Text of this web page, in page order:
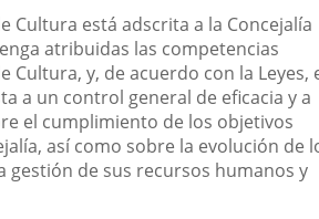
Cultura está adscrita a la Concejalía
atribuidas las competencias
Cultura, y, de acuerdo con la Leyes,
a un control general de eficacia y a
el cumplimiento de los objetivos
así como sobre la evolución de
gestión de sus recursos humanos y